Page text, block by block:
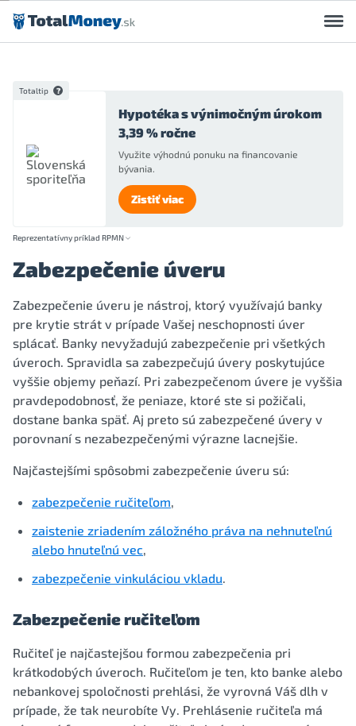
Preskočiť na obsah
Totaltip
Hypotéka s výnimočným úrokom
3,39 % ročne
Využite výhodnú ponuku na financovanie
bývania.
Zistiť viac
Reprezentatívny príklad RPMN
Zabezpečenie úveru
Zabezpečenie úveru je nástroj, ktorý využívajú banky
pre krytie strát v prípade Vašej neschopnosti úver
splácať. Banky nevyžadujú zabezpečenie pri všetkých
úveroch. Spravidla sa zabezpečujú úvery poskytujúce
vyššie objemy peňazí. Pri zabezpečenom úvere je vyššia
pravdepodobnosť, že peniaze, ktoré ste si požičali,
dostane banka späť. Aj preto sú zabezpečené úvery v
porovnaní s nezabezpečenými výrazne lacnejšie.
Najčastejšími spôsobmi zabezpečenie úveru sú:
zabezpečenie ručiteľom,
zaistenie zriadením záložného práva na nehnuteľnú
alebo hnuteľnú vec,
zabezpečenie vinkuláciou vkladu.
Zabezpečenie ručiteľom
Ručiteľ je najčastejšou formou zabezpečenia pri
krátkodobých úveroch. Ručiteľom je ten, kto banke alebo
nebankovej spoločnosti prehlási, že vyrovná Váš dlh v
prípade, že tak neurobíte Vy. Prehlásenie ručiteľa má